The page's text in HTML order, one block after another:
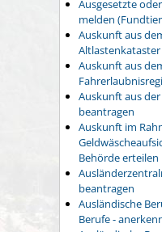
Ausgesetzte
melden
Auskunft aus
Auskunft aus
Auskunft aus
beantragen
Auskunft im
Behörde erteilen
beantragen
Ausländische
Berufe -